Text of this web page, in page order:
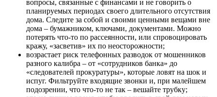
вопросы, связанные с финансами и не говорить о
планируемых периодах своего длительного отсутствия
дома. Следите за собой и своими ценными вещами вне
дома – бумажником, ключами, документами. Можно
потерять что-то по рассеянности, или спровоцировать
кражу, «засветив» их по неосторожности;
возрастает риск телефонных разводок от мошенников
разного калибра – от «сотрудников банка» до
«следователей прокуратуры», которые ловят на шок и
испуг. Фильтруйте входящие звонки и, при малейшем
подозрении, что что-то не так – вешайте трубку;